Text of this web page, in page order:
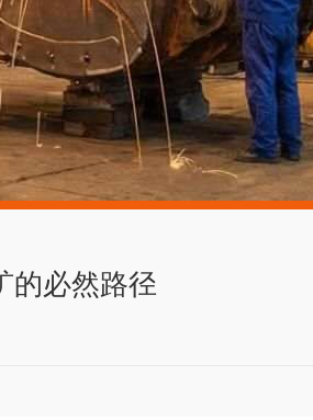
的必然路径